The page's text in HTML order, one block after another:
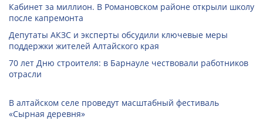
Кабинет за миллион. В Романовском районе открыли школу
после капремонта
Депутаты АКЗС и эксперты обсудили ключевые меры
поддержки жителей Алтайского края
70 лет Дню строителя: в Барнауле чествовали работников
отрасли
В алтайском селе проведут масштабный фестиваль
«Сырная деревня»